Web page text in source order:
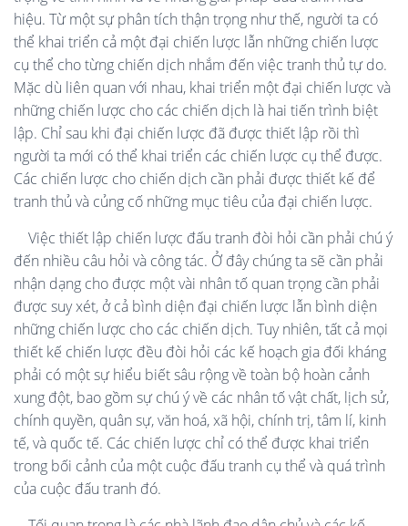
hiệu. Từ một sự phân tích thận trọng như thế, người ta có
thể khai triển cả một đại chiến lược lẫn những chiến lược
cụ thể cho từng chiến dịch nhắm đến việc tranh thủ tự do.
Mặc dù liên quan với nhau, khai triển một đại chiến lược và
những chiến lược cho các chiến dịch là hai tiến trình biệt
lập. Chỉ sau khi đại chiến lược đã được thiết lập rồi thì
người ta mới có thể khai triển các chiến lược cụ thể được.
Các chiến lược cho chiến dịch cần phải được thiết kế để
tranh thủ và củng cố những mục tiêu của đại chiến lược.
Việc thiết lập chiến lược đấu tranh đòi hỏi cần phải chú ý
đến nhiều câu hỏi và công tác. Ở đây chúng ta sẽ cần phải
nhận dạng cho được một vài nhân tố quan trọng cần phải
được suy xét, ở cả bình diện đại chiến lược lẫn bình diện
những chiến lược cho các chiến dịch. Tuy nhiên, tất cả mọi
thiết kế chiến lược đều đòi hỏi các kế hoạch gia đối kháng
phải có một sự hiểu biết sâu rộng về toàn bộ hoàn cảnh
xung đột, bao gồm sự chú ý về các nhân tố vật chất, lịch sử,
chính quyền, quân sự, văn hoá, xã hội, chính trị, tâm lí, kinh
tế, và quốc tế. Các chiến lược chỉ có thể được khai triển
trong bối cảnh của một cuộc đấu tranh cụ thể và quá trình
của cuộc đấu tranh đó.